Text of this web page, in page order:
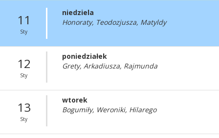
11
Sty
niedziela
Honoraty, Teodozjusza, Matyldy
12
Sty
poniedziałek
Grety, Arkadiusza, Rajmunda
13
Sty
wtorek
Bogumiły, Weroniki, Hilarego